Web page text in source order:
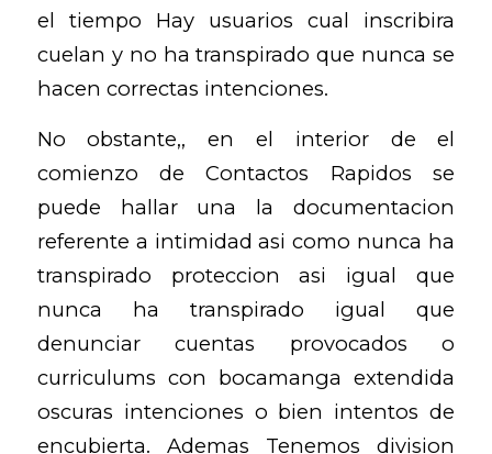
el tiempo Hay usuarios cual inscribira
cuelan y no ha transpirado que nunca se
hacen correctas intenciones.
No obstante,, en el interior de el
comienzo de Contactos Rapidos se
puede hallar una la documentacion
referente a intimidad asi­ como nunca ha
transpirado proteccion asi igual que
nunca ha transpirado igual que
denunciar cuentas provocados o
curriculums con bocamanga extendida
oscuras intenciones o bien intentos de
encubierta. Ademas Tenemos division